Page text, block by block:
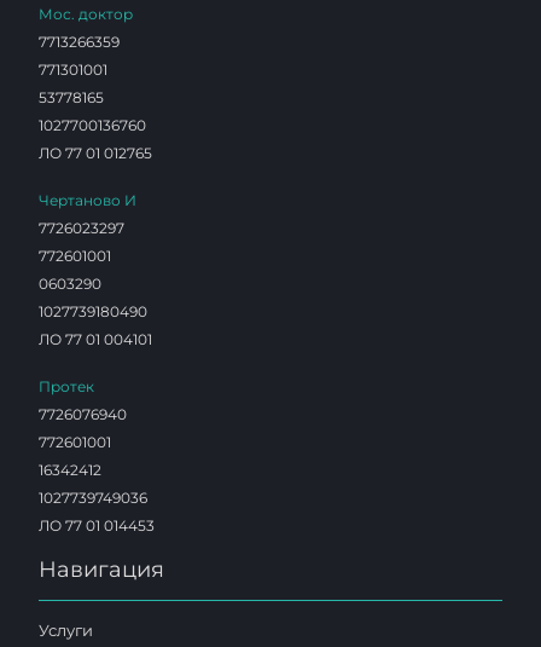
Мос. доктор
7713266359
771301001
53778165
1027700136760
ЛО 77 01 012765
Чертаново И
7726023297
772601001
0603290
1027739180490
ЛО 77 01 004101
Протек
7726076940
772601001
16342412
1027739749036
ЛО 77 01 014453
Навигация
Услуги